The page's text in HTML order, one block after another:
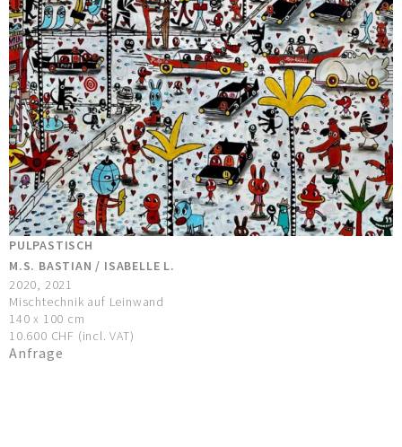
PULPASTISCH
M.S. BASTIAN / ISABELLE L.
2020, 2021
Mischtechnik auf Leinwand
140 x 100 cm
10.600 CHF (incl. VAT)
Anfrage